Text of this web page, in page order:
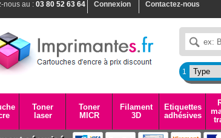
nous au : 03 80 52 63 64 Connexion Contactez-nous
1
Toner
laser
Toner
MICR
Filament
3D
Etiquettes
adhésives